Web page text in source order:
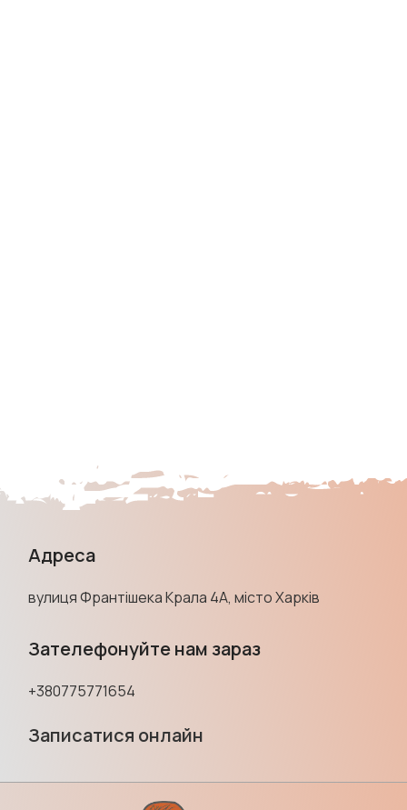
Адреса
вулиця Франтішека Крала 4А, місто Харків
Зателефонуйте нам зараз
+380775771654
Записатися онлайн